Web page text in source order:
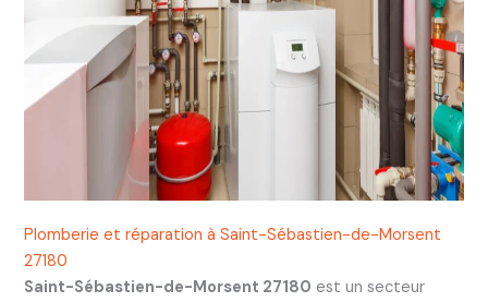
Plomberie et réparation à Saint-Sébastien-de-Morsent
27180
Saint-Sébastien-de-Morsent 27180 est un secteur